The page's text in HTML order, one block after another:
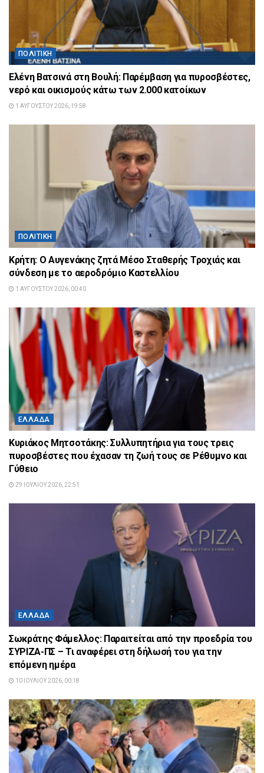
ΠΟΛΙΤΙΚΉ
Ελένη Βατσινά στη Βουλή: Παρέμβαση για πυροσβέστες,
νερό και οικισμούς κάτω των 2.000 κατοίκων
1 ΑΥΓΟΎΣΤΟΥ 2026, 19:58
ΠΟΛΙΤΙΚΉ
Κρήτη: Ο Αυγενάκης ζητά Μέσο Σταθερής Τροχιάς και
σύνδεση με το αεροδρόμιο Καστελλίου
1 ΑΥΓΟΎΣΤΟΥ 2026, 00:40
ΕΛΛΆΔΑ
Κυριάκος Μητσοτάκης: Συλλυπητήρια για τους τρεις
πυροσβέστες που έχασαν τη ζωή τους σε Ρέθυμνο και
Γύθειο
29 ΙΟΥΛΊΟΥ 2026, 22:51
ΕΛΛΆΔΑ
Σωκράτης Φάμελλος: Παραιτείται από την προεδρία του
ΣΥΡΙΖΑ-ΠΣ – Τι αναφέρει στη δήλωσή του για την
επόμενη ημέρα
10 ΙΟΥΛΊΟΥ 2026, 00:18